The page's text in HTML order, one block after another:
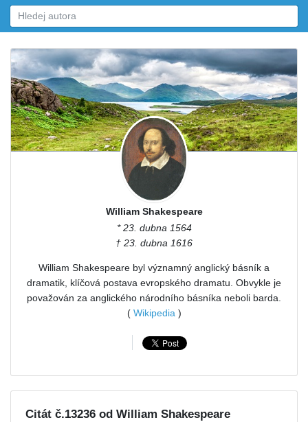
William Shakespeare
* 23. dubna 1564
† 23. dubna 1616
William Shakespeare byl významný anglický básník a
dramatik, klíčová postava evropského dramatu. Obvykle je
považován za anglického národního básníka neboli barda.
( Wikipedia )
Citát č.13236 od William Shakespeare